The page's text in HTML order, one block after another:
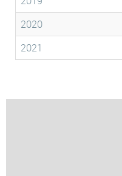
2020
2021